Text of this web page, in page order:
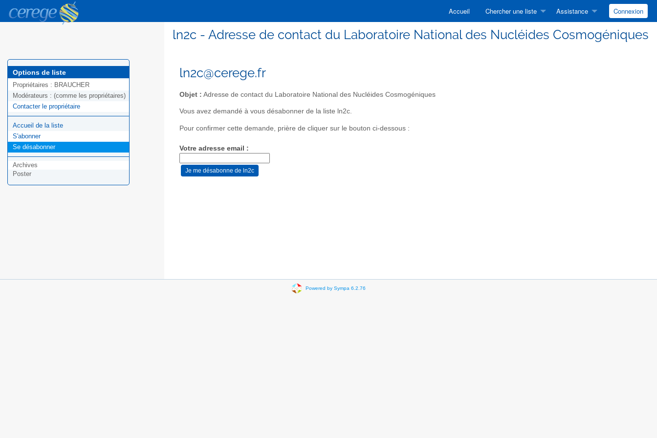
Accueil Chercher une liste Assistance Connexion
ln2c - Adresse de contact du Laboratoire National des Nucléides Cosmogéniques
Options de liste
Propriétaires : BRAUCHER
Modérateurs : (comme les propriétaires)
Contacter le propriétaire
Accueil de la liste
S'abonner
Se désabonner
Archives
Poster
ln2c@cerege.fr
Objet : Adresse de contact du Laboratoire National des Nucléides Cosmogéniques
Vous avez demandé à vous désabonner de la liste ln2c.
Pour confirmer cette demande, prière de cliquer sur le bouton ci-dessous :
Votre adresse email :
Powered by Sympa 6.2.76